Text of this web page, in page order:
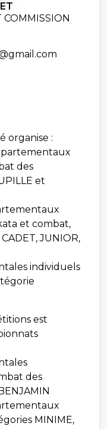
COMMISSION
organise :
des
et
et combat,
JUNIOR,
individuels
est
des
MINIME,